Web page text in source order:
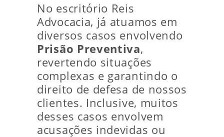
No escritório Reis
Advocacia, já atuamos em
diversos casos envolvendo
Prisão Preventiva,
revertendo situações
complexas e garantindo o
direito de defesa de nossos
clientes. Inclusive, muitos
desses casos envolvem
acusações indevidas ou